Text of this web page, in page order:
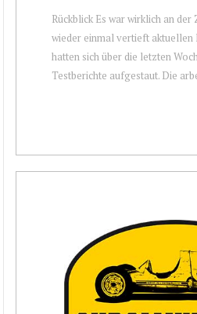
Rückblick Es war wirklich an der
wieder einmal vertieft aktuellen
hatten sich über die letzten
Testberichte aufgestaut. Die